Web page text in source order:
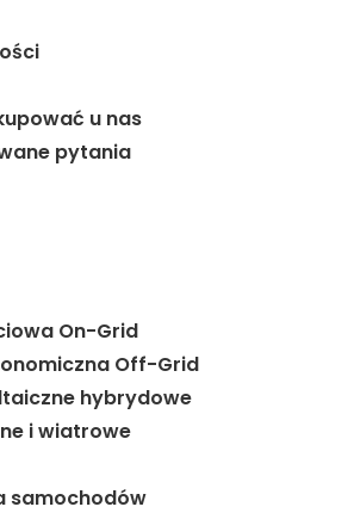
u nas
pytania
On-Grid
Off-Grid
hybrydowe
i wiatrowe
samochodów